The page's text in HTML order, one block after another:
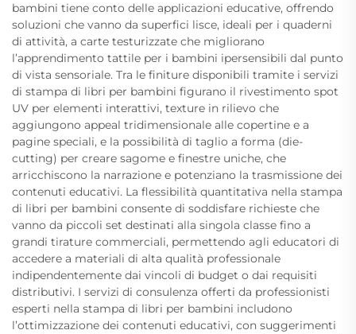
bambini tiene conto delle applicazioni educative, offrendo
soluzioni che vanno da superfici lisce, ideali per i quaderni
di attività, a carte testurizzate che migliorano
l’apprendimento tattile per i bambini ipersensibili dal punto
di vista sensoriale. Tra le finiture disponibili tramite i servizi
di stampa di libri per bambini figurano il rivestimento spot
UV per elementi interattivi, texture in rilievo che
aggiungono appeal tridimensionale alle copertine e a
pagine speciali, e la possibilità di taglio a forma (die-
cutting) per creare sagome e finestre uniche, che
arricchiscono la narrazione e potenziano la trasmissione dei
contenuti educativi. La flessibilità quantitativa nella stampa
di libri per bambini consente di soddisfare richieste che
vanno da piccoli set destinati alla singola classe fino a
grandi tirature commerciali, permettendo agli educatori di
accedere a materiali di alta qualità professionale
indipendentemente dai vincoli di budget o dai requisiti
distributivi. I servizi di consulenza offerti da professionisti
esperti nella stampa di libri per bambini includono
l’ottimizzazione dei contenuti educativi, con suggerimenti